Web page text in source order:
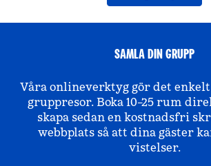
SAMLA DIN GRUPP
Våra onlineverktyg gör det
gruppresor. Boka 10–25 rum
skapa sedan en kostnadsfri
webbplats så att dina gäster
vistelser.